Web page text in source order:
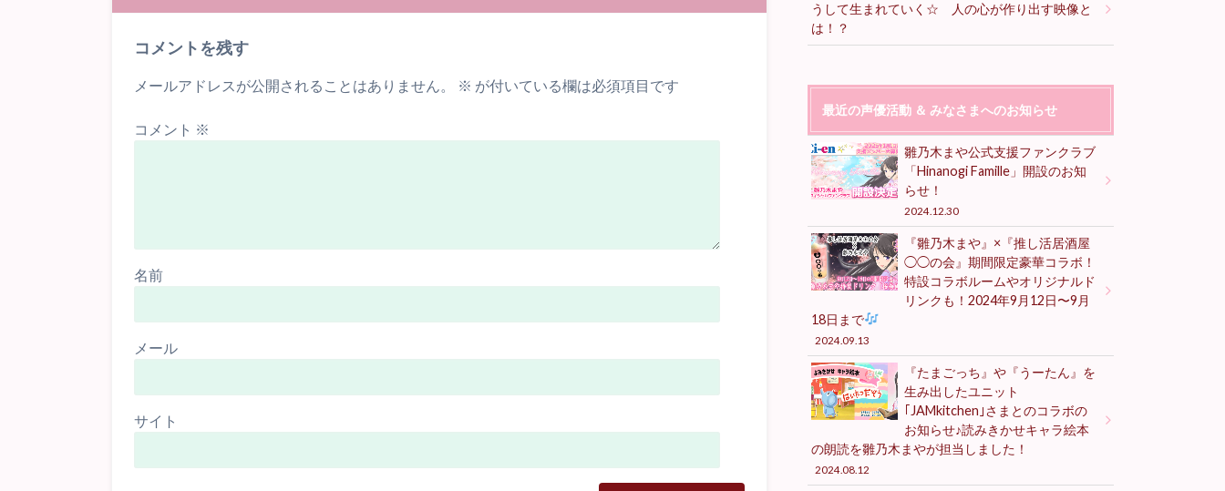
コメントを残す
メールアドレスが公開されることはありません。 ※ が付いている欄は必須項目です
コメント ※
名前
メール
サイト
うして生まれていく☆ 人の心が作り出す映像と
は！？
最近の声優活動 ＆ みなさまへのお知らせ
雛乃木まや公式支援ファンクラブ
「Hinanogi Famille」開設のお知
らせ！
2024.12.30
『雛乃木まや』×『推し活居酒屋
◯◯の会』期間限定豪華コラボ！
特設コラボルームやオリジナルド
リンクも！2024年9月12日〜9月
18日まで
2024.09.13
『たまごっち』や『うーたん』を
生み出したユニット
｢JAMkitchen｣さまとのコラボの
お知らせ♪読みきかせキャラ絵本
の朗読を雛乃木まやが担当しました！
2024.08.12